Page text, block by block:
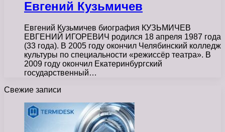
Евгений Кузьмичев
Евгений Кузьмичев биография КУЗЬМИЧЕВ
ЕВГЕНИЙ ИГОРЕВИЧ родился 18 апреля 1987 года
(33 года). В 2005 году окончил Челябинский колледж
культуры по специальности «режиссёр театра». В
2009 году окончил Екатеринбургский
государственный…
Свежие записи